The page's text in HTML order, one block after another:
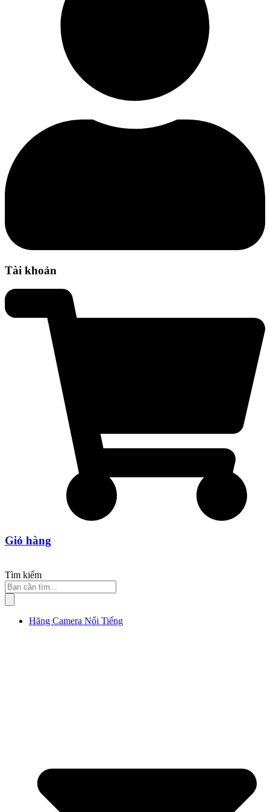
Tài khoản
Giỏ hàng
Tìm kiếm
Hãng Camera Nổi Tiếng